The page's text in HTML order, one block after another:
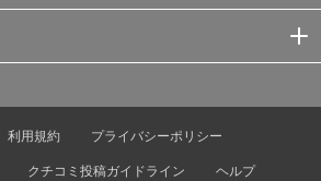
利用規約
プライバシーポリシー
クチコミ投稿ガイドライン ヘルプ